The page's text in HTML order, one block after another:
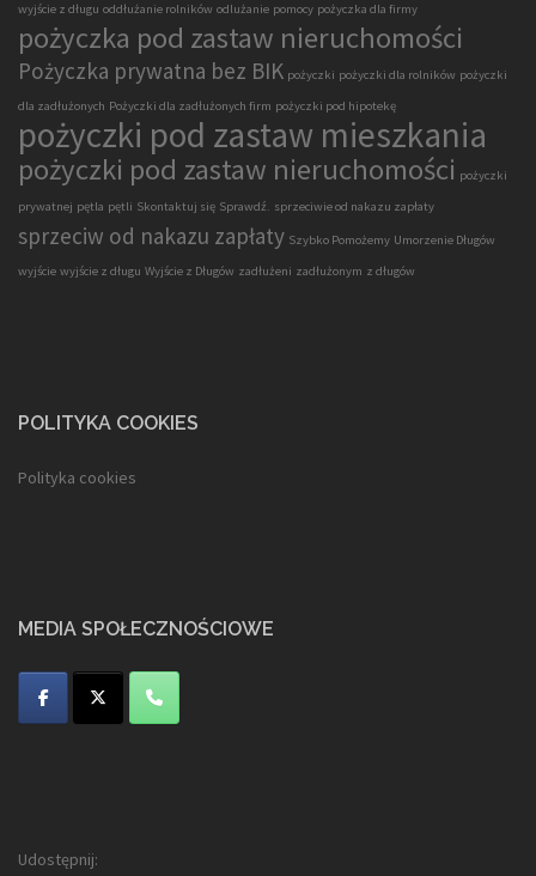
wyjście z długu oddłużanie rolników odlużanie pomocy pożyczka dla firmy
pożyczka pod zastaw nieruchomości
Pożyczka prywatna bez BIK pożyczki pożyczki dla rolników pożyczki
dla zadłużonych Pożyczki dla zadłużonych firm pożyczki pod hipotekę
pożyczki pod zastaw mieszkania
pożyczki pod zastaw nieruchomości pożyczki
prywatnej pętla pętli Skontaktuj się Sprawdź. sprzeciwie od nakazu zapłaty
sprzeciw od nakazu zapłaty Szybko Pomożemy Umorzenie Długów
wyjście wyjście z długu Wyjście z Długów zadłużeni zadłużonym z długów
POLITYKA COOKIES
Polityka cookies
MEDIA SPOŁECZNOŚCIOWE
Udostępnij: